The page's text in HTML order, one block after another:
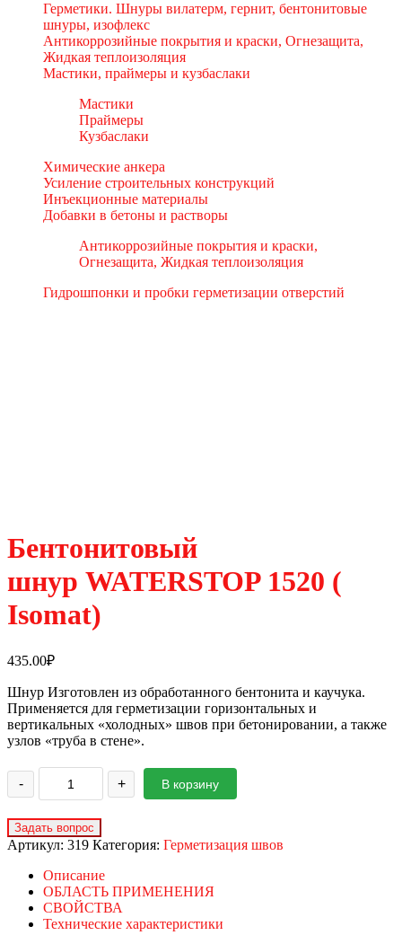
Герметики. Шнуры вилатерм, гернит, бентонитовые
шнуры, изофлекс
Антикоррозийные покрытия и краски, Огнезащита,
Жидкая теплоизоляция
Мастики, праймеры и кузбаслаки
Мастики
Праймеры
Кузбаслаки
Химические анкера
Усиление строительных конструкций
Инъекционные материалы
Добавки в бетоны и растворы
Антикоррозийные покрытия и краски,
Огнезащита, Жидкая теплоизоляция
Гидрошпонки и пробки герметизации отверстий
Бентонитовый
шнур WATERSTOP 1520 (
Isomat)
435.00₽
Шнур Изготовлен из обработанного бентонита и каучука.
Применяется для герметизации горизонтальных и
вертикальных «холодных» швов при бетонировании, а также
узлов «труба в стене».
- + В корзину
Артикул: 319 Категория: Герметизация швов
Описание
ОБЛАСТЬ ПРИМЕНЕНИЯ
СВОЙСТВА
Технические характеристики